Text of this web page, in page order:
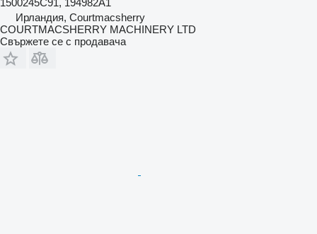
1500245C91, 194982A1
Ирландия, Courtmacsherry
COURTMACSHERRY MACHINERY LTD
Свържете се с продавача